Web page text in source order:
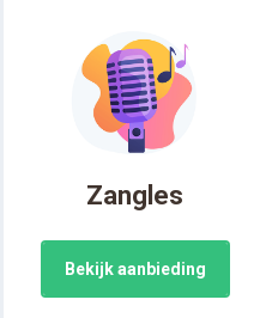
Zangles
Bekijk aanbieding